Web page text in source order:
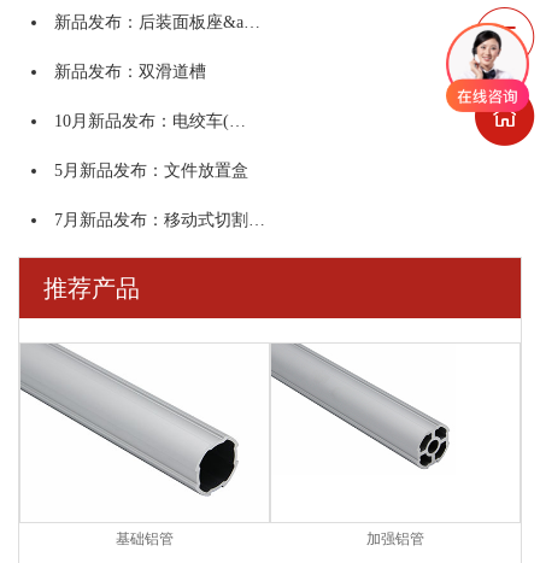
新品发布：后装面板座&a…
新品发布：双滑道槽
10月新品发布：电绞车(…
5月新品发布：文件放置盒
7月新品发布：移动式切割…
推荐产品
基础铝管 加强铝管